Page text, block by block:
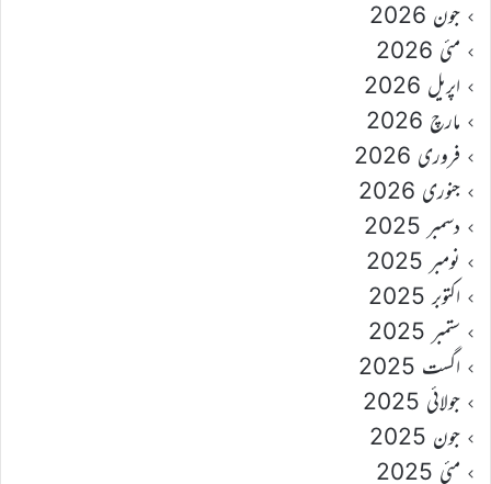
جون 2026
مئی 2026
اپریل 2026
مارچ 2026
فروری 2026
جنوری 2026
دسمبر 2025
نومبر 2025
اکتوبر 2025
ستمبر 2025
اگست 2025
جولائی 2025
جون 2025
مئی 2025